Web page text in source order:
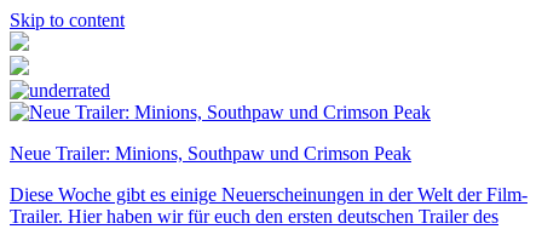
Skip to content
Neue Trailer: Minions, Southpaw und Crimson Peak
Diese Woche gibt es einige Neuerscheinungen in der Welt der Film-
Trailer. Hier haben wir für euch den ersten deutschen Trailer des